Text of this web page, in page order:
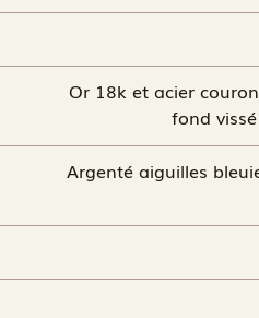
Or 18k et acier
fond
Argenté aiguilles